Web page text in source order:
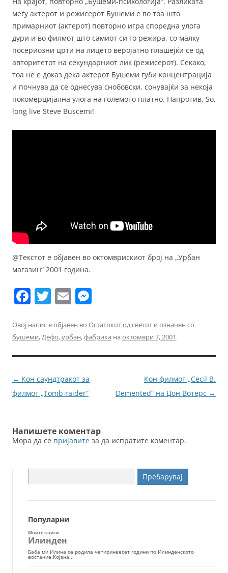
меѓу актерот и режисерот Бушеми е во тоа што
примарниот (актерот) повторно игра споредна улога
дури и во филмот што самиот си го режира, со малку
посериозни црти на лицето веројатно плашејќи се од
авторитетот на секундарниот лик (режисерот). Секако,
тоа не е доказ дека актерот Бушеми губи концентрација
и почнува да се однесува снобовски, сонувајќи за некоја
покомерцијална улога на големото платно. Напротив. So,
long live Steve Buscemi!
@Текстот е објавен во октомврискиот број на „Урбан
магазин“ 2001 година.
F
c
e
b
o
o
T
itt
er
E
ai
l
ss
e
n
Овој напис е објавен во Остатокот од светот и означен со
бушеми,Дефо,урбан,фабрика на октомври 7, 2001.
Навигација
за
← Кон саундтракот за
филмот „Tomb raider“
Кон филмот „Cecil B.
Demented“ на Џон Вотерс →
Напишете коментар
Мора да се пријавите за да испратите коментар.
за:
Популарни